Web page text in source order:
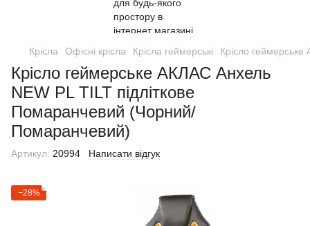
Крісла Офісні крісла Крісла геймерські Крісло
Крісло геймерське АКЛАС Анхель
NEW PL TILT підліткове
Помаранчевий (Чорний/
Помаранчевий)
Артикул: 20994 Написати відгук
−28%